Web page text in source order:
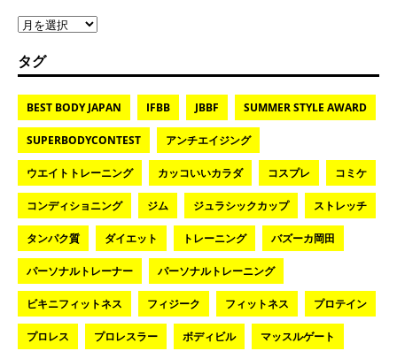
タグ
BEST BODY JAPAN IFBB JBBF SUMMER STYLE AWARD
SUPERBODYCONTEST アンチエイジング
ウエイトトレーニング カッコいいカラダ コスプレ コミケ
コンディショニング ジム ジュラシックカップ ストレッチ
タンパク質 ダイエット トレーニング バズーカ岡田
パーソナルトレーナー パーソナルトレーニング
ビキニフィットネス フィジーク フィットネス プロテイン
プロレス プロレスラー ボディビル マッスルゲート